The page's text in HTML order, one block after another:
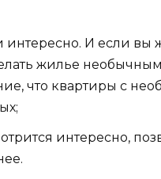
интересно. И если вы
жилье
что квартиры с
интересно,